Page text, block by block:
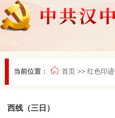
当前位置： 首页 >> 红色印迹
西线（三日）